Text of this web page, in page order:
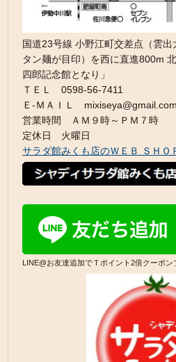
国道23号線 小野江町交差点（雲
タン麺が目印）を西に直進800m
四郎記念館となり」
ＴＥＬ 0598-56-7411
Ｅ-ＭＡＩＬ mixiseya@gmail.com
営業時間 ＡＭ９時～ＰＭ７時
定休日 火曜日
サラダ館みくも店のＷＥＢ ＳＨＯ
LINE@お友達追加でＴポイント2倍クーポン